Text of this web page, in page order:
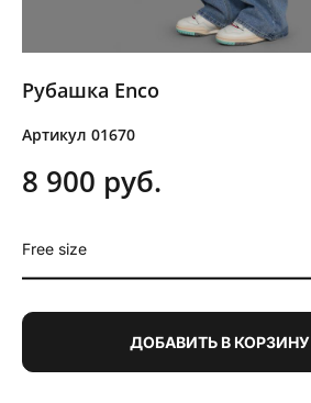
Рубашка Enco
Артикул 01670
8 900 pуб.
Free size
ДОБАВИТЬ В КОРЗИНУ